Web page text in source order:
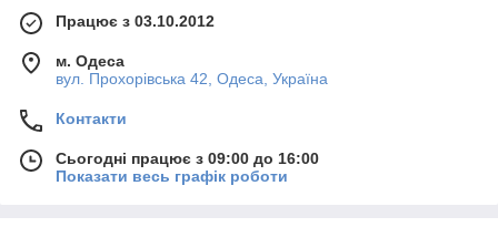
Працює з 03.10.2012
м. Одеса
вул. Прохорівська 42, Одеса, Україна
Контакти
Сьогодні працює з 09:00 до 16:00
Показати весь графік роботи